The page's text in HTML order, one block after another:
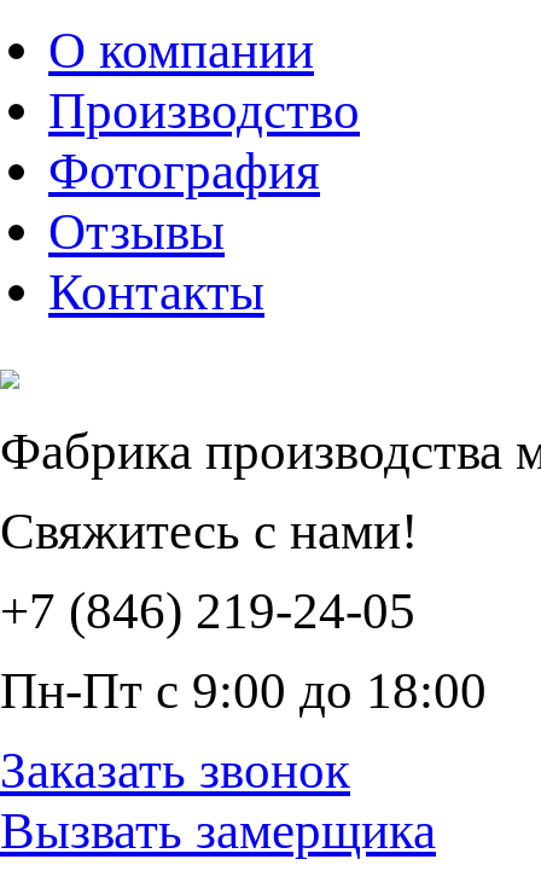
О компании
Производство
Фотография
Отзывы
Контакты
Фабрика производства
Свяжитесь с нами!
+7 (846) 219-24-05
Пн-Пт с 9:00 до 18:00
Заказать звонок
Вызвать замерщика